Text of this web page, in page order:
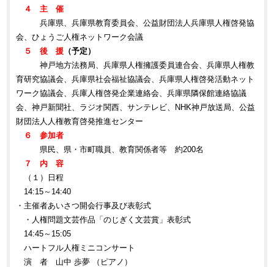
４ 主 催
兵庫県、兵庫県教育委員会、公益財団法人兵庫県人権啓発協
会、ひょうご人権ネットワーク会議
５ 後 援 （予定）
神戸地方法務局、兵庫県人権擁護委員連合会、兵庫県人権教
育研究協議会、兵庫県社会福祉協議会、兵庫県人権啓発活動ネット
ワーク協議会、兵庫人権啓発企業連絡会、兵庫県隣保館連絡協議
会、神戸新聞社、ラジオ関西、サンテレビ、NHK神戸放送局、公益
財団法人人権教育啓発推進センター
６ 参加者
県民、県・市町職員、教育関係者等 約200名
７ 内 容
（１）日程
14:15～14:40
・主催者あいさつ開会行事及び表彰式
・人権問題文芸作品「のじぎく文芸賞」表彰式
14:45～15:05
ハートフル人権ミニコンサート
演 者 山中 歩夢 （ピアノ）